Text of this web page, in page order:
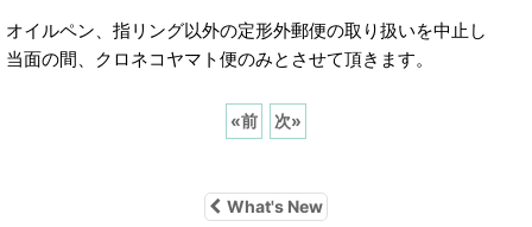
オイルペン、指リング以外の定形外郵便の取り扱いを中止し
当面の間、クロネコヤマト便のみとさせて頂きます。
«前 次»
What's New